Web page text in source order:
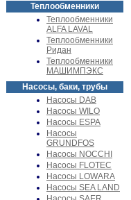
Теплообменники
Теплообменники
ALFA LAVAL
Теплообменники
Ридан
Теплообменники
МАШИМПЭКС
Насосы, баки, трубы
Насосы DAB
Насосы WILO
Насосы ESPA
Насосы
GRUNDFOS
Насосы NOCCHI
Насосы FLOTEC
Насосы LOWARA
Насосы SEA LAND